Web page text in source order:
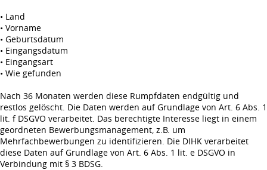
• Land
• Vorname
• Geburtsdatum
• Eingangsdatum
• Eingangsart
• Wie gefunden
Nach 36 Monaten werden diese Rumpfdaten endgültig und
restlos gelöscht. Die Daten werden auf Grundlage von Art. 6 Abs. 1
lit. f DSGVO verarbeitet. Das berechtigte Interesse liegt in einem
geordneten Bewerbungsmanagement, z.B. um
Mehrfachbewerbungen zu identifizieren. Die DIHK verarbeitet
diese Daten auf Grundlage von Art. 6 Abs. 1 lit. e DSGVO in
Verbindung mit § 3 BDSG.